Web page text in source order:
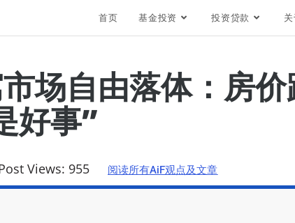
首页 基金投资 投资贷款
场自由落体：房
好事”
Views: 955 阅读所有AiF观点及文章